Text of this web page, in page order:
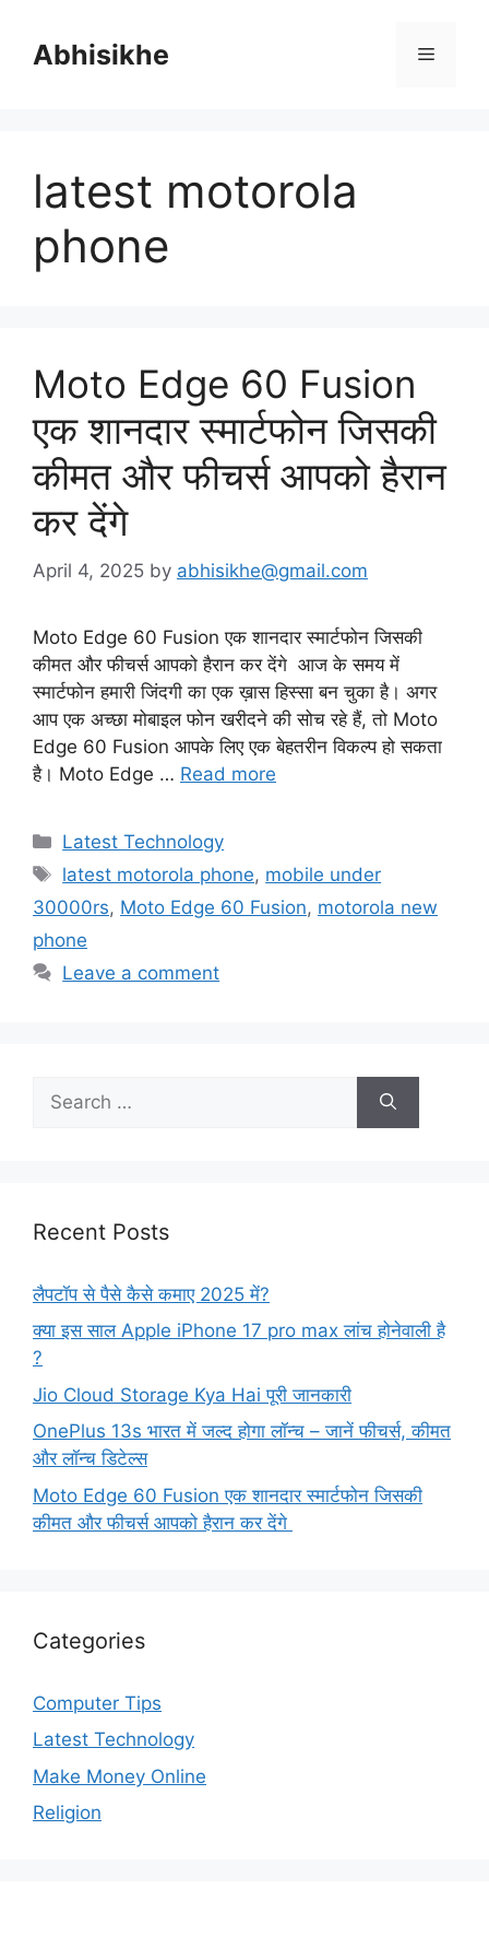
contentAbhisikhe Menu
latest motorola
phone
Moto Edge 60 Fusion
एक शानदार स्मार्टफोन जिसकी
कीमत और फीचर्स आपको हैरान
कर देंगे
April 4, 2025 by abhisikhe@gmail.com
Moto Edge 60 Fusion एक शानदार स्मार्टफोन जिसकी
कीमत और फीचर्स आपको हैरान कर देंगे आज के समय में
स्मार्टफोन हमारी जिंदगी का एक ख़ास हिस्सा बन चुका है। अगर
आप एक अच्छा मोबाइल फोन खरीदने की सोच रहे हैं, तो Moto
Edge 60 Fusion आपके लिए एक बेहतरीन विकल्प हो सकता
है। Moto Edge … Read more
Categories
Latest Technology
Tags
latest motorola phone, mobile under
30000rs, Moto Edge 60 Fusion, motorola new
phone
Leave a comment
for:
Recent Posts
लैपटॉप से पैसे कैसे कमाए 2025 में?
क्या इस साल Apple iPhone 17 pro max लांच होनेवाली है
?
Jio Cloud Storage Kya Hai पूरी जानकारी
OnePlus 13s भारत में जल्द होगा लॉन्च – जानें फीचर्स, कीमत
और लॉन्च डिटेल्स
Moto Edge 60 Fusion एक शानदार स्मार्टफोन जिसकी
कीमत और फीचर्स आपको हैरान कर देंगे
Categories
Computer Tips
Latest Technology
Make Money Online
Religion